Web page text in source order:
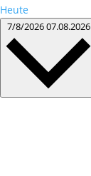
Heute
7/8/202607.08.2026